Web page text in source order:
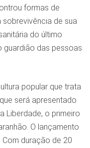
formas de
de sua
do último
guardião das pessoas
popular que trata
será apresentado
Liberdade, o primeiro
O lançamento
Com duração de 20